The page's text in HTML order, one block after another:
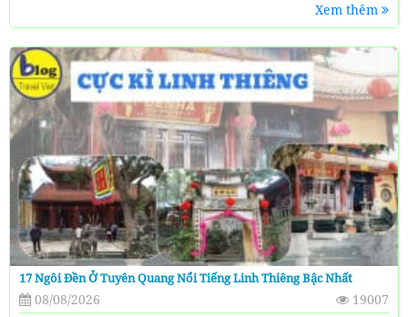
Xem thêm
17 Ngôi Đền Ở Tuyên Quang Nổi Tiếng Linh Thiêng Bậc Nhất
08/08/2026
19007